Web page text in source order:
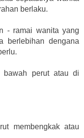
berlaku.
- ramai wanita yang
berlebihan dengana
perut atau di
membengkak atau